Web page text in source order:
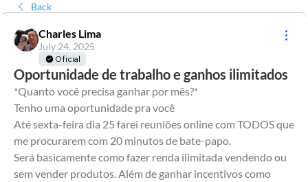
Back
Charles Lima
July 24, 2025
Oficial
Oportunidade de trabalho e ganhos ilimitados
*Quanto você precisa ganhar por mês?*
Tenho uma oportunidade pra você
Até sexta-feira dia 25 farei reuniões online com TODOS que
me procurarem com 20 minutos de bate-papo.
Será basicamente como fazer renda ilimitada vendendo ou
sem vender produtos. Além de ganhar incentivos como